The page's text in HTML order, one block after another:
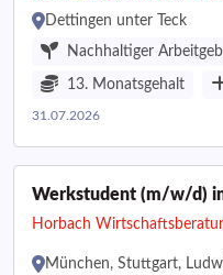
Dettingen unter Teck
Nachhaltiger
13. Monatsgehalt
31.07.2026
Werkstudent (m/w/d)
Horbach
München, Stuttgart,